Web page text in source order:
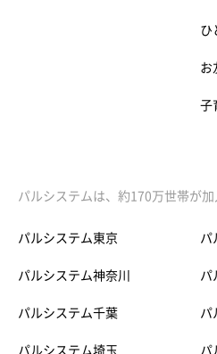
ひ
お
子
パルシステムは、約170万世帯が
パルシステム東京
パルシステム神奈川
パルシステム千葉
パルシステム埼玉
パ
パ
パ
パ